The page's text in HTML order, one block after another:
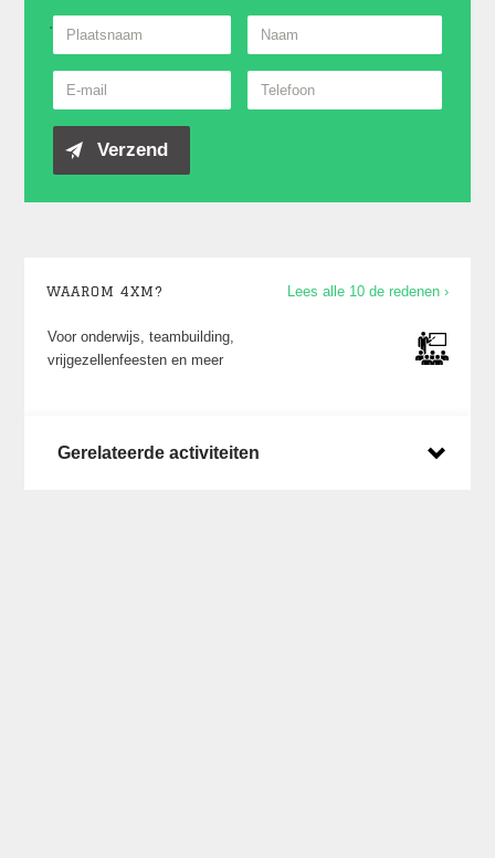
Lees alle 10 de redenen ›
WAAROM 4XM?
Voor onderwijs, teambuilding,
vrijgezellenfeesten en meer
Gerelateerde activiteiten